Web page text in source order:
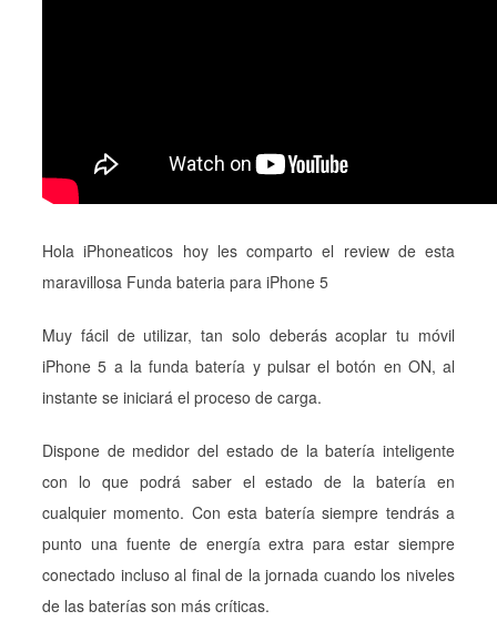
Hola iPhoneaticos hoy les comparto el review de esta
maravillosa Funda bateria para iPhone 5
Muy fácil de utilizar, tan solo deberás acoplar tu móvil
iPhone 5 a la funda batería y pulsar el botón en ON, al
instante se iniciará el proceso de carga.
Dispone de medidor del estado de la batería inteligente
con lo que podrá saber el estado de la batería en
cualquier momento. Con esta batería siempre tendrás a
punto una fuente de energía extra para estar siempre
conectado incluso al final de la jornada cuando los niveles
de las baterías son más críticas.